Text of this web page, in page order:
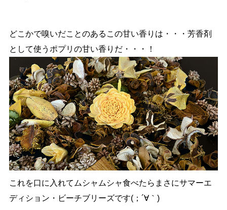
どこかで嗅いだことのあるこの甘い香りは・・・芳香剤
として使うポプリの甘い香りだ・・・！
これを口に入れてムシャムシャ食べたらまさにサマーエ
ディション・ビーチブリーズです(；´∀｀)